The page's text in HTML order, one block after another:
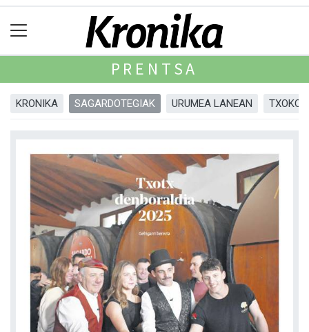
PRENTSA
KRONIKA SAGARDOTEGIAK URUMEA LANEAN